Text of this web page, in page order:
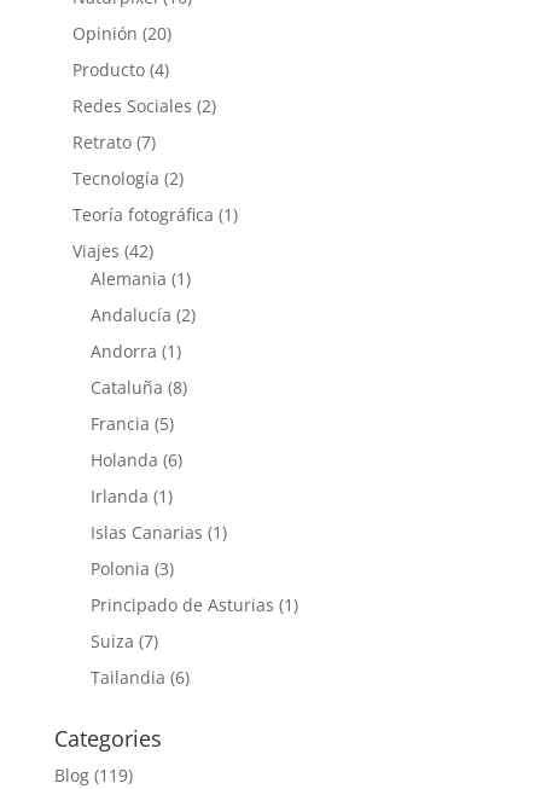
Opinión (20)
Producto(4)
Redes Sociales (2)
Retrato(7)
Tecnología (2)
Teoría fotográfica (1)
Viajes (42)
Alemania (1)
Andalucía (2)
Andorra (1)
Cataluña (8)
Francia (5)
Holanda (6)
Irlanda (1)
Islas Canarias (1)
Polonia (3)
Principado de Asturias (1)
Suiza (7)
Tailandia (6)
Categories
Blog(119)